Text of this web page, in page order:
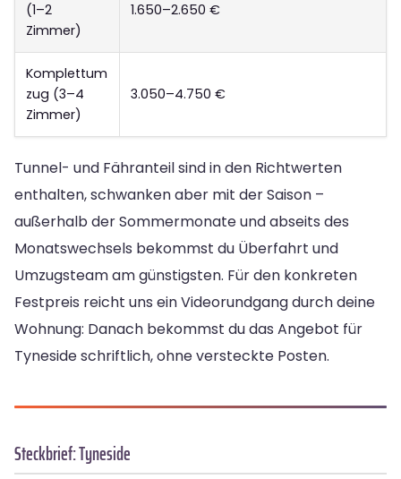
(1–2
Zimmer)
1.650–2.650 €
Komplettum
zug (3–4
Zimmer)
3.050–4.750 €
Tunnel- und Fähranteil sind in den Richtwerten
enthalten, schwanken aber mit der Saison –
außerhalb der Sommermonate und abseits des
Monatswechsels bekommst du Überfahrt und
Umzugsteam am günstigsten. Für den konkreten
Festpreis reicht uns ein Videorundgang durch deine
Wohnung: Danach bekommst du das Angebot für
Tyneside schriftlich, ohne versteckte Posten.
Steckbrief: Tyneside